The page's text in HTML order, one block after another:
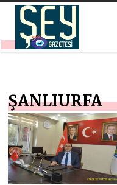
ŞANLIURFA